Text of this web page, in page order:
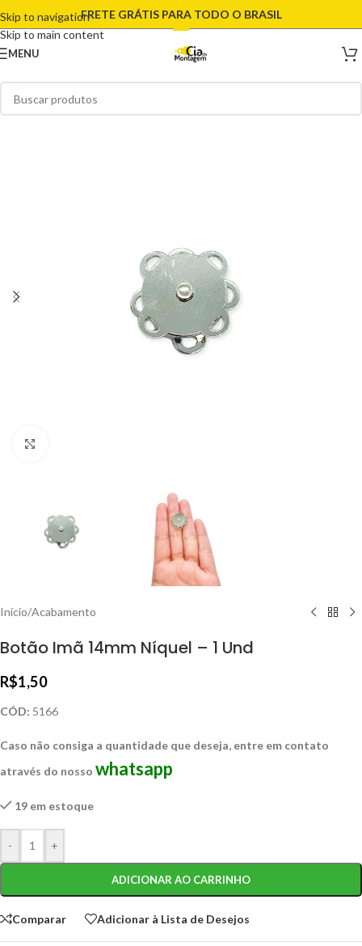
Skip to navigation
Skip to main content
FRETE GRÁTIS PARA TODO O BRASIL
MENU
Início/Acabamento
Botão Imã 14mm Níquel – 1 Und
R$1,50
CÓD: 5166
Caso não consiga a quantidade que deseja, entre em contato
através do nosso whatsapp
19 em estoque
- +
ADICIONAR AO CARRINHO
Comparar Adicionar à Lista de Desejos